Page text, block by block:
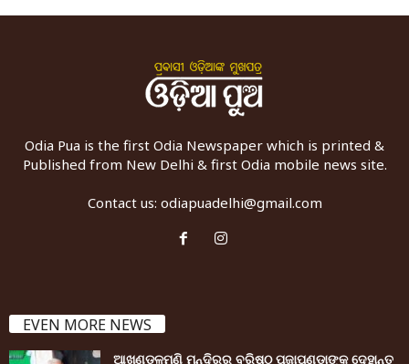
Odia Pua is the first Odia Newspaper which is printed &
Published from New Delhi & first Odia mobile news site.
Contact us: odiapuadelhi@gmail.com
EVEN MORE NEWS
ଆଖଣ୍ଡଳମଣି ମନ୍ଦିରର ବରିଷ୍ଠ ପୂଜାପଣ୍ଡାଙ୍କ ଦେହାନ୍ତ